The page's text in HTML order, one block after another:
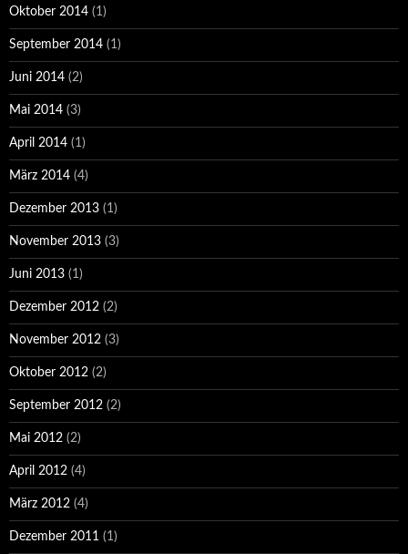
Oktober 2014 (1)
September 2014 (1)
Juni 2014 (2)
Mai 2014 (3)
April 2014 (1)
März 2014 (4)
Dezember 2013 (1)
November 2013 (3)
Juni 2013 (1)
Dezember 2012 (2)
November 2012 (3)
Oktober 2012 (2)
September 2012 (2)
Mai 2012 (2)
April 2012 (4)
März 2012 (4)
Dezember 2011 (1)